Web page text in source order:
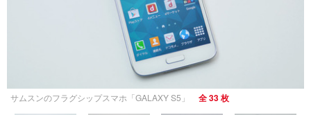
サムスンのフラグシップスマホ「GALAXY S5」 全 33 枚